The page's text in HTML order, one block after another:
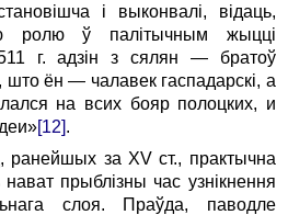
і выконвалі, відаць,
ролю ў палітычным жыцці
г. адзін з сялян — братоў
што ён — чалавек гаспадарскі, а
на всих бояр полоцких, и
[12].
ранейшых за XV ст., практычна
прыблізны час узнікнення
слоя. Праўда, паводле